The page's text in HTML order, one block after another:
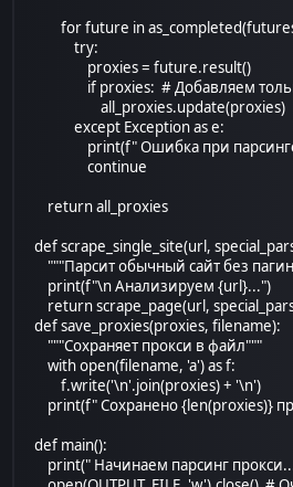
for future in
try:
proxies = future.result()
if proxies: # Добавляем только
all_proxies.update(proxies)
except Exception as e:
print(f" Ошибка при парсинге
continue
return all_proxies
def scrape_single_site(url,
"""Парсит обычный сайт без
print(f"\n Анализируем {url}...")
return scrape_page(url,
def save_proxies(proxies, filename):
"""Сохраняет прокси в файл"""
with open(filename, 'a') as f:
f.write('\n'.join(proxies) + '\n')
print(f" Сохранено {len(proxies)}
def main():
print(" Начинаем парсинг